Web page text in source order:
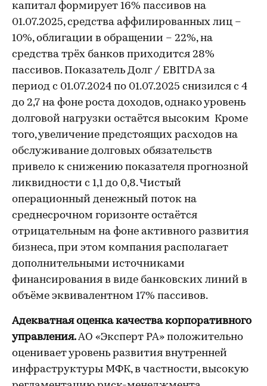
капитал формирует 16% пассивов на
01.07.2025, средства аффилированных лиц –
10%, облигации в обращении – 22%, на
средства трёх банков приходится 28%
пассивов. Показатель Долг / EBITDA за
период с 01.07.2024 по 01.07.2025 снизился с 4
до 2,7 на фоне роста доходов, однако уровень
долговой нагрузки остаётся высоким Кроме
того, увеличение предстоящих расходов на
обслуживание долговых обязательств
привело к снижению показателя прогнозной
ликвидности с 1,1 до 0,8. Чистый
операционный денежный поток на
среднесрочном горизонте остаётся
отрицательным на фоне активного развития
бизнеса, при этом компания располагает
дополнительными источниками
финансирования в виде банковских линий в
объёме эквивалентном 17% пассивов.
Адекватная оценка качества корпоративного
управления.АО «Эксперт РА» положительно
оценивает уровень развития внутренней
инфраструктуры МФК, в частности, высокую